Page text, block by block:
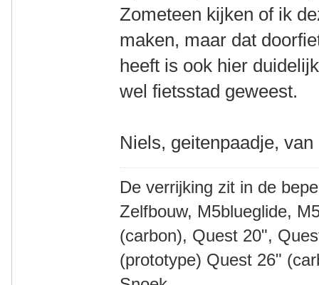
Zometeen kijken of ik
maken, maar dat
heeft is ook hier
wel fietsstad geweest.
Niels, geitenpaadje,
De verrijking zit in de
Zelfbouw, M5blueglide,
(carbon), Quest 20",
(prototype) Quest 26"